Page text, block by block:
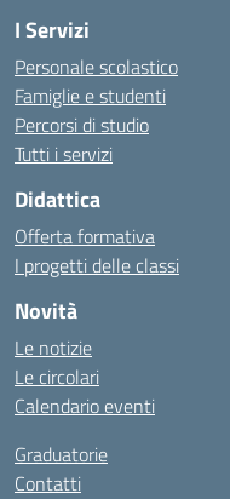
I Servizi
Personale scolastico
Famiglie e studenti
Percorsi di studio
Tutti i servizi
Didattica
Offerta formativa
I progetti delle classi
Novità
Le notizie
Le circolari
Calendario eventi
Graduatorie
Contatti